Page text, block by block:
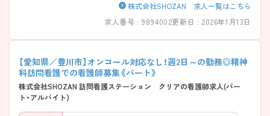
株式会社SHOZAN 求人一覧はこちら
求人番号 : 9894002更新日 : 2026年1月13日
【愛知県／豊川市】オンコール対応なし！週2日～の勤務◎精神
科訪問看護での看護師募集《パート》
株式会社SHOZAN 訪問看護ステーション クリアの看護師求人(パー
ト・アルバイト)